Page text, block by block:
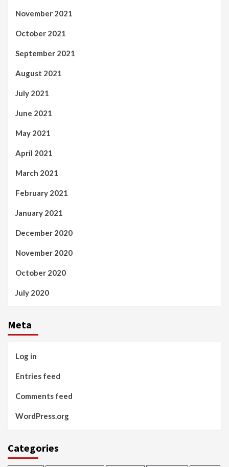
November 2021
October 2021
September 2021
August 2021
July 2021
June 2021
May 2021
April 2021
March 2021
February 2021
January 2021
December 2020
November 2020
October 2020
July 2020
Meta
Log in
Entries feed
Comments feed
WordPress.org
Categories